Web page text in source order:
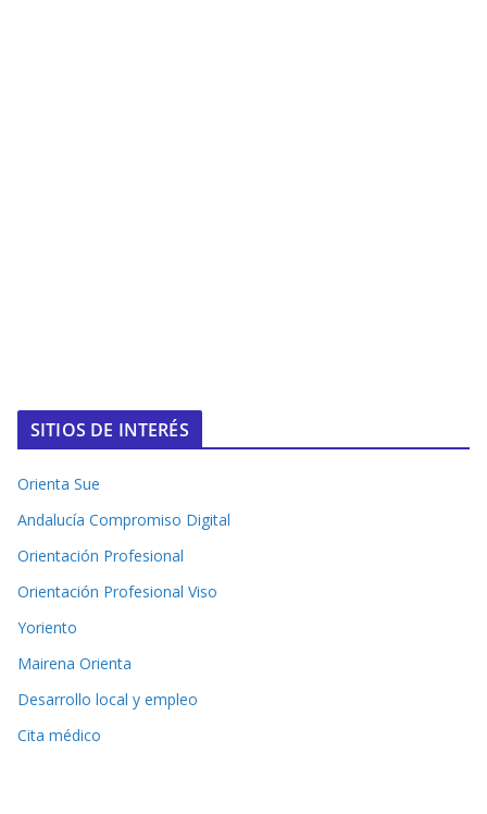
SITIOS DE INTERÉS
Orienta Sue
Andalucía Compromiso Digital
Orientación Profesional
Orientación Profesional Viso
Yoriento
Mairena Orienta
Desarrollo local y empleo
Cita médico